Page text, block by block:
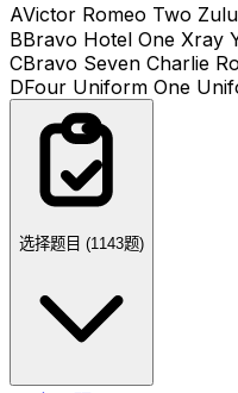
AVictor Romeo Two
BBravo Hotel One Xray
CBravo Seven Charlie
DFour Uniform One
选择题目 (1143题)